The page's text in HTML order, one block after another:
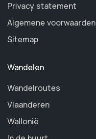
Privacy statement
Algemene voorwaarden
Sitemap
Wandelen
Wandelroutes
Vlaanderen
Wallonië